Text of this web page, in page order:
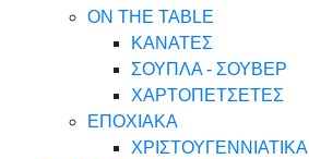
ON THE TABLE
ΚΑΝΑΤΕΣ
ΣΟΥΠΛΑ - ΣΟΥΒΕΡ
ΧΑΡΤΟΠΕΤΣΕΤΕΣ
ΕΠΟΧΙΑΚΑ
ΧΡΙΣΤΟΥΓΕΝΝΙΑΤΙΚΑ